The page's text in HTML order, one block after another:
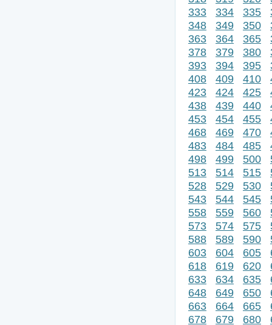
333
334 335
348
349 350
363
364 365
378
379 380
393
394 395
408
409 410
423
424 425
438
439 440
453
454 455
468
469 470
483
484 485
498
499 500
513
514 515
528
529 530
543
544 545
558
559 560
573
574 575
588
589 590
603
604 605
618
619 620
633
634 635
648
649 650
663
664 665
678
679 680